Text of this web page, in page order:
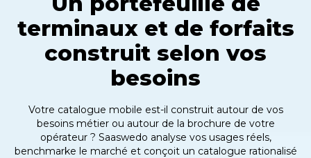
terminaux et de forfaits
construit selon vos
besoins
Votre catalogue mobile est-il construit autour de vos
besoins métier ou autour de la brochure de votre
opérateur ? Saaswedo analyse vos usages réels,
benchmarke le marché et conçoit un catalogue rationalisé